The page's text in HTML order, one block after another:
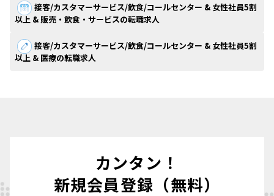
接客/カスタマーサービス/飲食/コールセンター & 女性社員5割
以上 & 販売・飲食・サービスの転職求人
接客/カスタマーサービス/飲食/コールセンター & 女性社員5割
以上 & 医療の転職求人
カンタン！
新規会員登録（無料）